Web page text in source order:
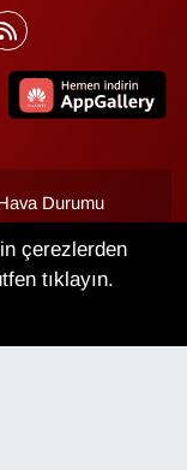
Durumu
Yoğunluk
çerezlerden
tıklayın.